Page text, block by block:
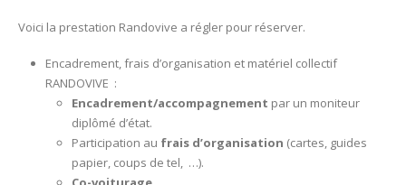
Voici la prestation Randovive a régler pour réserver.
Encadrement, frais d’organisation et matériel collectif
RANDOVIVE :
Encadrement/accompagnement par un moniteur
diplômé d’état.
Participation au frais d’organisation (cartes, guides
papier, coups de tel, …).